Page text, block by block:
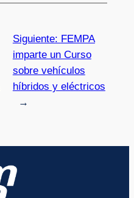
Siguiente: FEMPA
imparte un Curso
sobre vehículos
híbridos y eléctricos
→